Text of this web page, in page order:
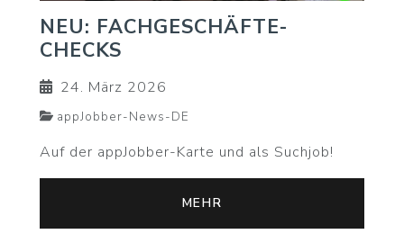
NEU: FACHGESCHÄFTE-
CHECKS
24. März 2026
appJobber-News-DE
Auf der appJobber-Karte und als Suchjob!
MEHR